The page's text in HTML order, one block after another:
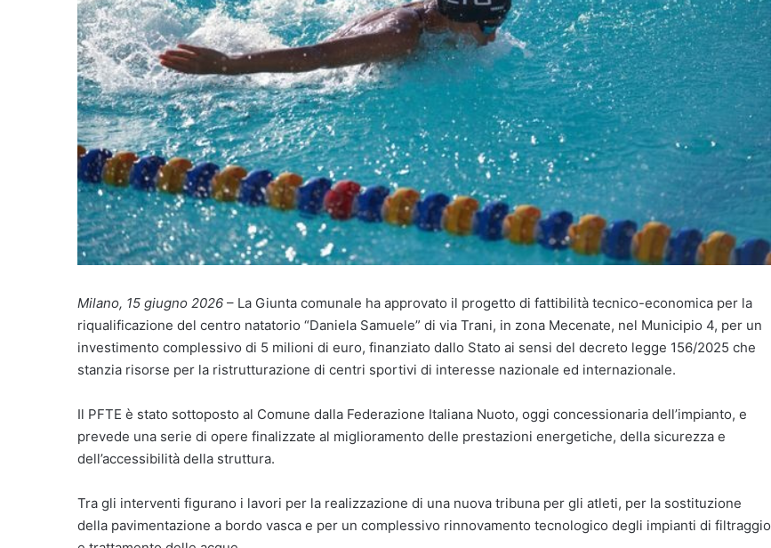
Milano, 15 giugno 2026 – La Giunta comunale ha approvato il progetto di fattibilità tecnico-economica per la
riqualificazione del centro natatorio “Daniela Samuele” di via Trani, in zona Mecenate, nel Municipio 4, per un
investimento complessivo di 5 milioni di euro, finanziato dallo Stato ai sensi del decreto legge 156/2025 che
stanzia risorse per la ristrutturazione di centri sportivi di interesse nazionale ed internazionale.
Il PFTE è stato sottoposto al Comune dalla Federazione Italiana Nuoto, oggi concessionaria dell’impianto, e
prevede una serie di opere finalizzate al miglioramento delle prestazioni energetiche, della sicurezza e
dell’accessibilità della struttura.
Tra gli interventi figurano i lavori per la realizzazione di una nuova tribuna per gli atleti, per la sostituzione
della pavimentazione a bordo vasca e per un complessivo rinnovamento tecnologico degli impianti di filtraggio